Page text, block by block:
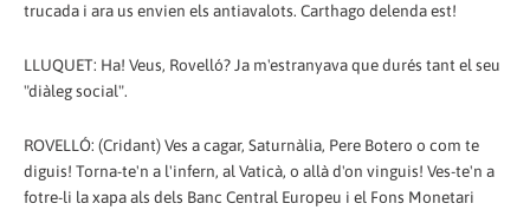
trucada i ara us envien els antiavalots. Carthago delenda est!
LLUQUET: Ha! Veus, Rovelló? Ja m'estranyava que durés tant el seu
"diàleg social".
ROVELLÓ: (Cridant) Ves a cagar, Saturnàlia, Pere Botero o com te
diguis! Torna-te'n a l'infern, al Vaticà, o allà d'on vinguis! Ves-te'n a
fotre-li la xapa als dels Banc Central Europeu i el Fons Monetari